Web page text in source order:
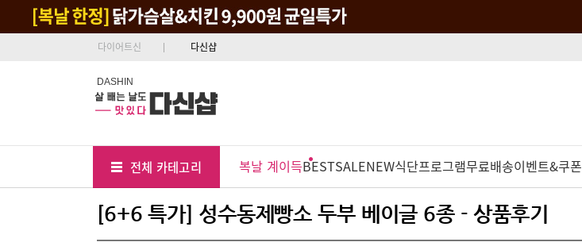
다이어트신 다신샵
DASHIN
전체 카테고리 복날 계이득BESTSALENEW식단프로그램무료배송이벤트&쿠폰
[6+6 특가] 성수동제빵소 두부 베이글 6종 - 상품후기